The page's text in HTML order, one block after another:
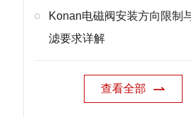
Konan电磁阀安装方向限制
滤要求详解
查看全部